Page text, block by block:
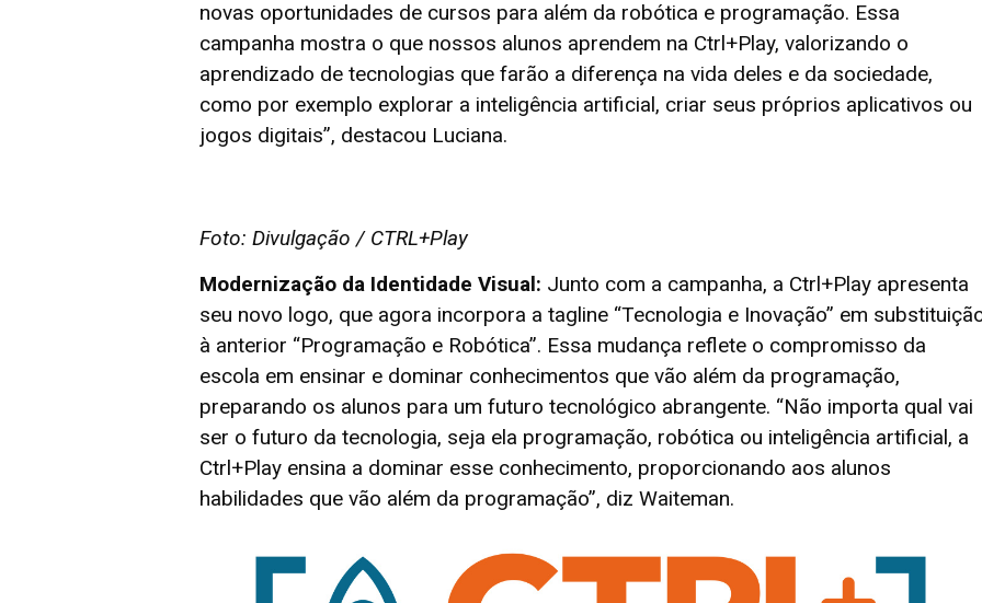
novas oportunidades de cursos para além da robótica e programação. Essa
campanha mostra o que nossos alunos aprendem na Ctrl+Play, valorizando o
aprendizado de tecnologias que farão a diferença na vida deles e da sociedade,
como por exemplo explorar a inteligência artificial, criar seus próprios aplicativos ou
jogos digitais”, destacou Luciana.
Foto: Divulgação / CTRL+Play
Modernização da Identidade Visual: Junto com a campanha, a Ctrl+Play apresenta
seu novo logo, que agora incorpora a tagline “Tecnologia e Inovação” em
à anterior “Programação e Robótica”. Essa mudança reflete o compromisso da
escola em ensinar e dominar conhecimentos que vão além da programação,
preparando os alunos para um futuro tecnológico abrangente. “Não importa qual vai
ser o futuro da tecnologia, seja ela programação, robótica ou inteligência artificial, a
Ctrl+Play ensina a dominar esse conhecimento, proporcionando aos alunos
habilidades que vão além da programação”, diz Waiteman.